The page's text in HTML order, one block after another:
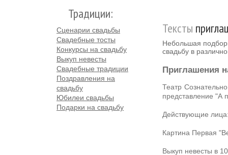
Традиции:
Сценарии свадьбы
Свадебные тосты
Конкурсы на свадьбу
Выкуп невесты
Свадебные традиции
Поздравления на
свадьбу
Юбилеи свадьбы
Подарки на свадьбу
Тексты
Небольшая
свадьбу в
Приглашения
Театр
представление "А
Действующие
Картина Первая
Выкуп невесты в